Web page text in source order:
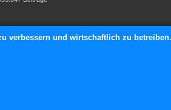
verbessern und wirtschaftlich zu